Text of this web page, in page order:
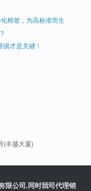
棉签，为高标准而生
才是关键！
(丰盛大厦)
限公司.同时我司代理销